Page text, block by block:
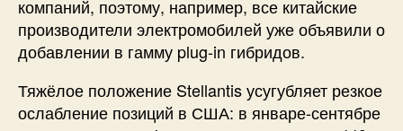
компаний, поэтому, например, все китайские
производители электромобилей уже объявили о
добавлении в гамму plug-in гибридов.
Тяжёлое положение Stellantis усугубляет резкое
ослабление позиций в США: в январе-сентябре